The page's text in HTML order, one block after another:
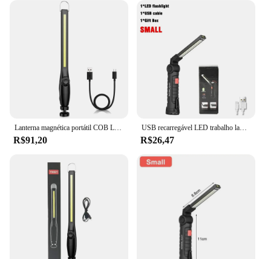
Lanterna magnética portátil COB LED, tocha recarregável USB, luz de inspeção lanterna, camping, lâmpada de reparo do carro, 1-10pcs
R$91,20
USB recarregável LED trabalho lanterna, COB, gancho de suspensão, bateria embutida, lâmpada de acampamento, tocha, lanterna de reparo
R$26,47